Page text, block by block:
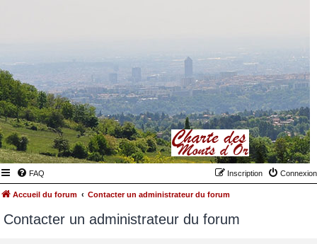
FAQ Connexion
Inscription
Accueil du forum Contacter un administrateur du forum
Contacter un administrateur du forum